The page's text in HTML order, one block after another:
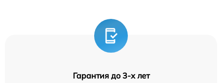
Гарантия до 3-х лет